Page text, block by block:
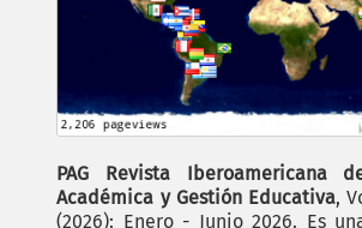
PAG Revista Iberoamericana
Académica y Gestión Educativa,
(2026): Enero - Junio 2026. Es